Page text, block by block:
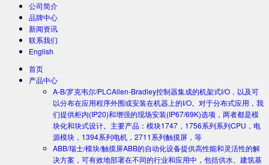
公司简介
品牌中心
新闻资讯
联系我们
English
首页
产品中心
A-B/罗克韦尔/PLCAllen-Bradley控制器集成的机架式I/O，以及可
以分布在应用程序外围或安装在机器上的I/O。对于分布式应用，我
们提供柜内(IP20)和增强的现场安装(IP67/69K)选项，两者都是模
块化和块式设计。主要产品：模块1747，1756系列系列CPU，电
源模块，1394系列电机，2711系列触摸屏，等
ABB/瑞士/模块/触摸屏ABB的自动化设备提供高性能和灵活性的解
决方案，可有效地部署在不同的行业和应用中，包括供水、建筑基